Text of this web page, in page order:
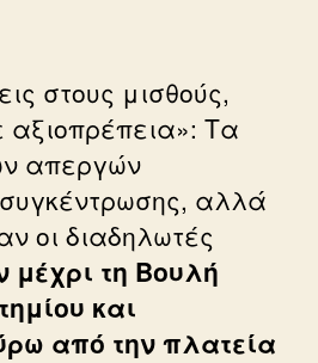
στους μισθούς,
Τα
απεργών
αλλά
οι διαδηλωτές
μέχρι τη Βουλή
και
από την πλατεία